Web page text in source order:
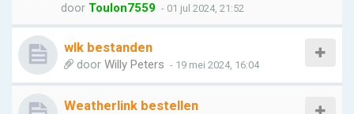
door Toulon7559 - 01 jul 2024, 21:52
wlk bestanden
door Willy Peters - 19 mei 2024, 16:04
Weatherlink bestellen